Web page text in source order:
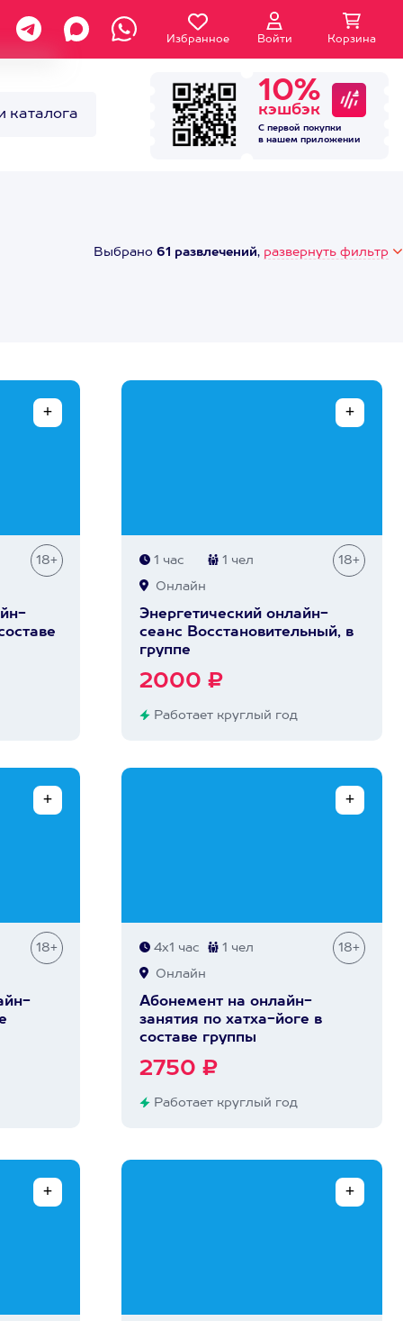
Избранное Войти Корзина
каталога
10%
кэшбэк
С первой покупки
в нашем приложении
Выбрано 61 развлечений, развернуть фильтр
18+ 1 час 1 чел 18+
Онлайн
Энергетический онлайн-
сеанс Восстановительный, в
группе
2000 ₽
Работает круглый год
18+ 4х1 час 1 чел 18+
Онлайн
Абонемент на онлайн-
занятия по хатха-йоге в
составе группы
2750 ₽
Работает круглый год